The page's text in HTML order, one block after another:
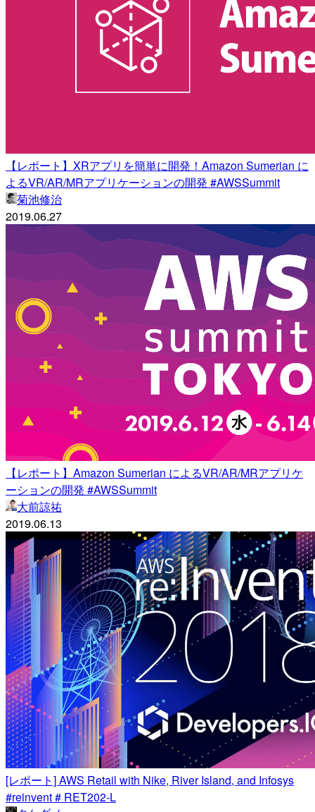
【レポート】XRアプリを簡単に開発！Amazon Sumerian に
よるVR/AR/MRアプリケーションの開発 #AWSSummit
菊池修治
2019.06.27
【レポート】Amazon Sumerian によるVR/AR/MRアプリケ
ーションの開発 #AWSSummit
大前諒祐
2019.06.13
[レポート] AWS Retail with Nike, River Island, and Infosys
#reinvent # RET202-L